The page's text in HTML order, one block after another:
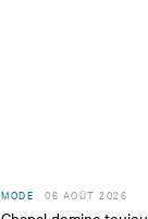
MODE 06 AOÛT 2026